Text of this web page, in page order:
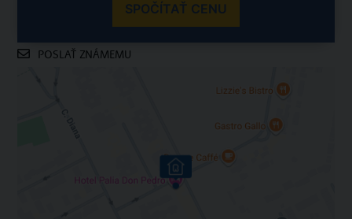
SPOČÍTAŤ CENU
POSLAŤ ZNÁMEMU